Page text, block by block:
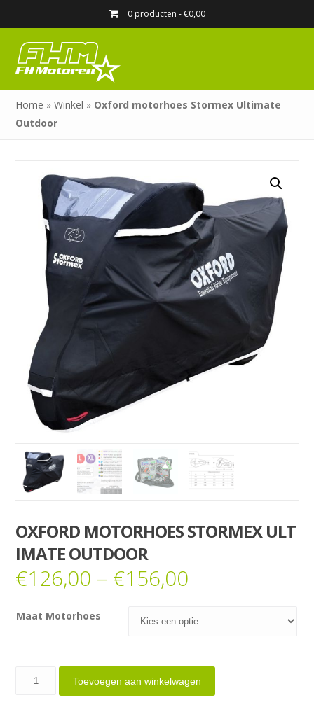
0 producten -€0,00
Home »Winkel » Oxford motorhoes Stormex Ultimate
Outdoor
OXFORD MOTORHOES STORMEX ULT
IMATE OUTDOOR
€126,00 – €156,00
Maat Motorhoes
Oxford
motorhoes
Toevoegen aan winkelwagen